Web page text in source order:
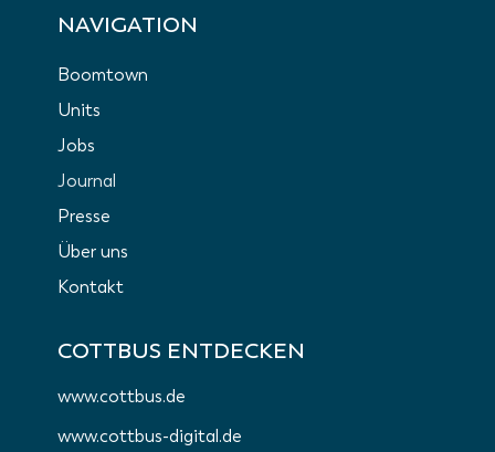
NAVIGATION
Boomtown
Units
Jobs
Journal
Presse
Über uns
Kontakt
COTTBUS ENTDECKEN
www.cottbus.de
www.cottbus-digital.de